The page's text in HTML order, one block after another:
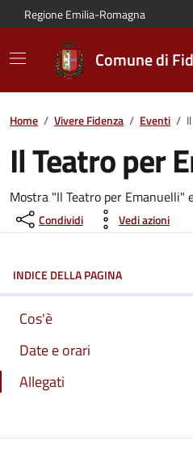
Vai al contenuto principale
Vai alla navigazione del sito
Vai al piede di pagina
Regione Emilia-Romagna
Comune di
Home / Vivere Fidenza / Eventi /
Il Teatro per
Dettagli
Mostra "Il Teatro per Emanuelli"
Condividi Vedi azioni
INDICE DELLA PAGINA
Cos'è
Date e orari
Allegati